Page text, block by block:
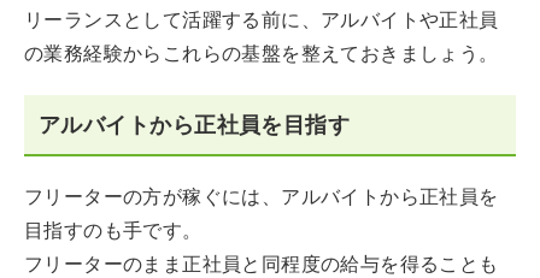
リーランスとして活躍する前に、アルバイトや正社員
の業務経験からこれらの基盤を整えておきましょう。
アルバイトから正社員を目指す
フリーターの方が稼ぐには、アルバイトから正社員を
目指すのも手です。
フリーターのまま正社員と同程度の給与を得ることも